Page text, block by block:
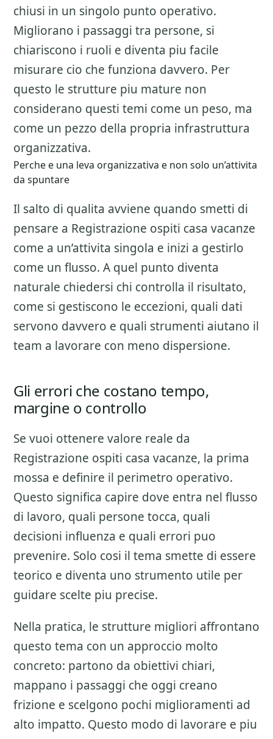
chiusi in un singolo punto operativo.
Migliorano i passaggi tra persone, si
chiariscono i ruoli e diventa piu facile
misurare cio che funziona davvero. Per
questo le strutture piu mature non
considerano questi temi come un peso, ma
come un pezzo della propria infrastruttura
organizzativa.
Perche e una leva organizzativa e non solo un’attivita
da spuntare
Il salto di qualita avviene quando smetti di
pensare a Registrazione ospiti casa vacanze
come a un’attivita singola e inizi a gestirlo
come un flusso. A quel punto diventa
naturale chiedersi chi controlla il risultato,
come si gestiscono le eccezioni, quali dati
servono davvero e quali strumenti aiutano il
team a lavorare con meno dispersione.
Gli errori che costano tempo,
margine o controllo
Se vuoi ottenere valore reale da
Registrazione ospiti casa vacanze, la prima
mossa e definire il perimetro operativo.
Questo significa capire dove entra nel flusso
di lavoro, quali persone tocca, quali
decisioni influenza e quali errori puo
prevenire. Solo cosi il tema smette di essere
teorico e diventa uno strumento utile per
guidare scelte piu precise.
Nella pratica, le strutture migliori affrontano
questo tema con un approccio molto
concreto: partono da obiettivi chiari,
mappano i passaggi che oggi creano
frizione e scelgono pochi miglioramenti ad
alto impatto. Questo modo di lavorare e piu